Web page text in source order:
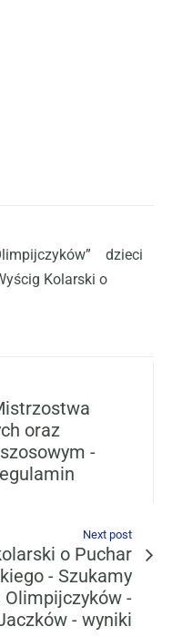
dzieci
Kolarski o
oraz
-
Next post
o Puchar
- Szukamy
-
- wyniki